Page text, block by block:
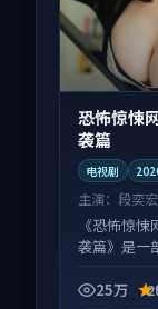
恐怖惊悚
袭篇
电视剧
主演： 段奕
等
《恐怖惊悚
袭篇》是一
蛋别错过，
25万